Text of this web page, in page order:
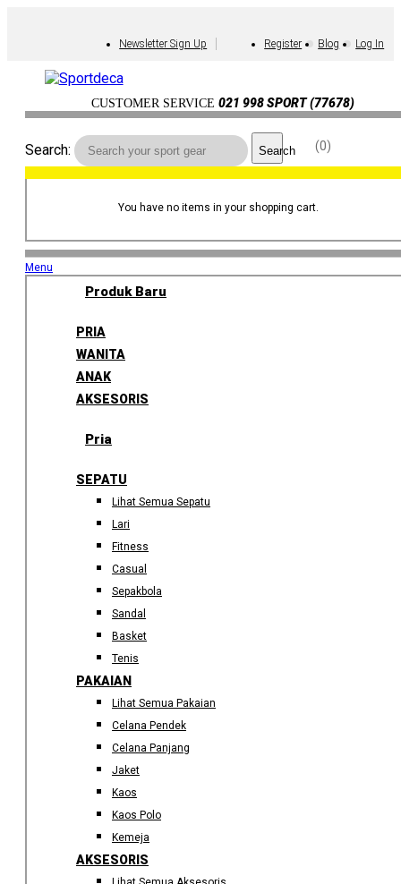
Newsletter Sign Up Register Blog Log In
CUSTOMER SERVICE 021 998 SPORT (77678)
0
Search: Search
You have no items in your shopping cart.
Menu
Produk Baru
PRIA
WANITA
ANAK
AKSESORIS
Pria
SEPATU
Lihat Semua Sepatu
Lari
Fitness
Casual
Sepakbola
Sandal
Basket
Tenis
PAKAIAN
Lihat Semua Pakaian
Celana Pendek
Celana Panjang
Jaket
Kaos
Kaos Polo
Kemeja
AKSESORIS